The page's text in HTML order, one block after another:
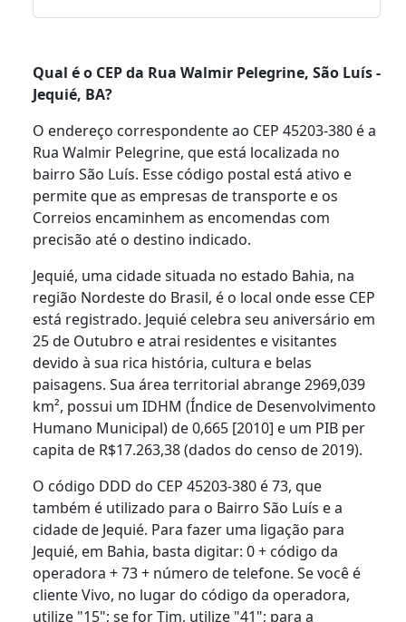
Qual é o CEP da Rua Walmir Pelegrine, São Luís -
Jequié, BA?
O endereço correspondente ao CEP 45203-380 é a
Rua Walmir Pelegrine, que está localizada no
bairro São Luís. Esse código postal está ativo e
permite que as empresas de transporte e os
Correios encaminhem as encomendas com
precisão até o destino indicado.
Jequié, uma cidade situada no estado Bahia, na
região Nordeste do Brasil, é o local onde esse CEP
está registrado. Jequié celebra seu aniversário em
25 de Outubro e atrai residentes e visitantes
devido à sua rica história, cultura e belas
paisagens. Sua área territorial abrange 2969,039
km², possui um IDHM (Índice de Desenvolvimento
Humano Municipal) de 0,665 [2010] e um PIB per
capita de R$17.263,38 (dados do censo de 2019).
O código DDD do CEP 45203-380 é 73, que
também é utilizado para o Bairro São Luís e a
cidade de Jequié. Para fazer uma ligação para
Jequié, em Bahia, basta digitar: 0 + código da
operadora + 73 + número de telefone. Se você é
cliente Vivo, no lugar do código da operadora,
utilize "15"; se for Tim, utilize "41"; para a